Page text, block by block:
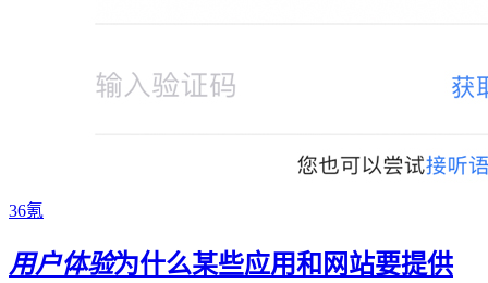
36氪
用户体验为什么某些应用和网站要提供